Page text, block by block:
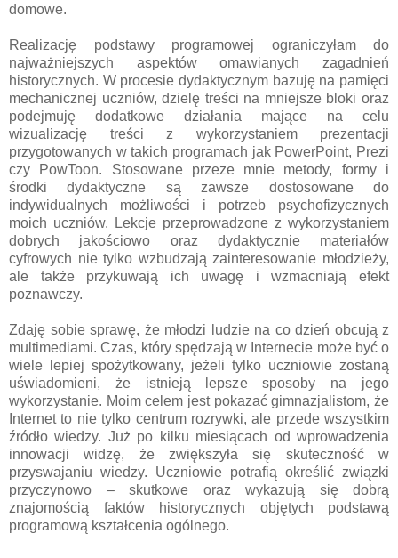
domowe.
Realizację podstawy programowej ograniczyłam do
najważniejszych aspektów omawianych zagadnień
historycznych. W procesie dydaktycznym bazuję na pamięci
mechanicznej uczniów, dzielę treści na mniejsze bloki oraz
podejmuję dodatkowe działania mające na celu
wizualizację treści z wykorzystaniem prezentacji
przygotowanych w takich programach jak PowerPoint, Prezi
czy PowToon. Stosowane przeze mnie metody, formy i
środki dydaktyczne są zawsze dostosowane do
indywidualnych możliwości i potrzeb psychofizycznych
moich uczniów. Lekcje przeprowadzone z wykorzystaniem
dobrych jakościowo oraz dydaktycznie materiałów
cyfrowych nie tylko wzbudzają zainteresowanie młodzieży,
ale także przykuwają ich uwagę i wzmacniają efekt
poznawczy.
Zdaję sobie sprawę, że młodzi ludzie na co dzień obcują z
multimediami. Czas, który spędzają w Internecie może być o
wiele lepiej spożytkowany, jeżeli tylko uczniowie zostaną
uświadomieni, że istnieją lepsze sposoby na jego
wykorzystanie. Moim celem jest pokazać gimnazjalistom, że
Internet to nie tylko centrum rozrywki, ale przede wszystkim
źródło wiedzy. Już po kilku miesiącach od wprowadzenia
innowacji widzę, że zwiększyła się skuteczność w
przyswajaniu wiedzy. Uczniowie potrafią określić związki
przyczynowo – skutkowe oraz wykazują się dobrą
znajomością faktów historycznych objętych podstawą
programową kształcenia ogólnego.